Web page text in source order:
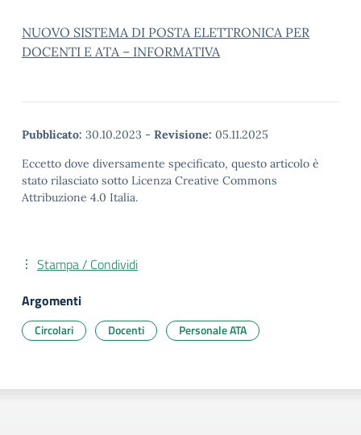
NUOVO SISTEMA DI POSTA ELETTRONICA PER
DOCENTI E ATA – INFORMATIVA
Pubblicato: 30.10.2023 - Revisione: 05.11.2025
Eccetto dove diversamente specificato, questo articolo è
stato rilasciato sotto Licenza Creative Commons
Attribuzione 4.0 Italia.
Stampa / Condividi
Argomenti
Circolari Docenti Personale ATA